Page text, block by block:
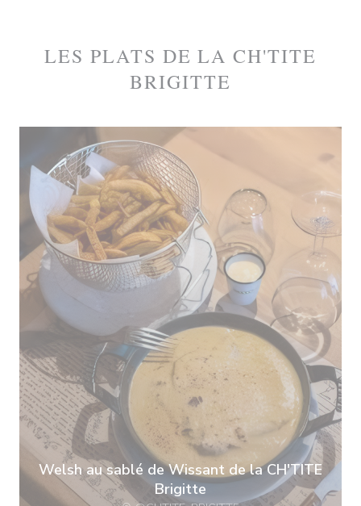
LES PLATS DE LA CH'TITE
BRIGITTE
Welsh au sablé de Wissant de la CH'TITE
Brigitte